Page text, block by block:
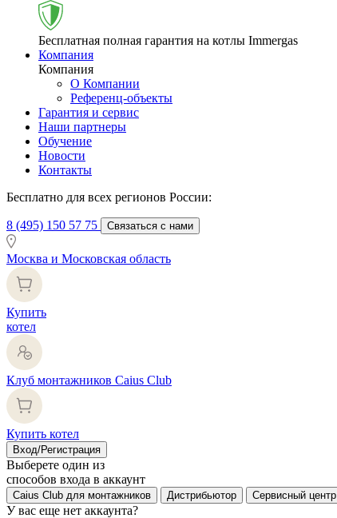
Бесплатная полная гарантия на котлы Immergas
Компания
Компания
О Компании
Референц-объекты
Гарантия и сервис
Наши партнеры
Обучение
Новости
Контакты
Бесплатно для всех регионов России:
8 (495) 150 57 75 Связаться с нами
Москва и Московская область
Купить
котел
Клуб монтажников Caius Club
Купить котел
Вход/Регистрация
Выберете один из
способов входа в аккаунт
Caius Club для монтажников Дистрибьютор Сервисный центр
У вас еще нет аккаунта?